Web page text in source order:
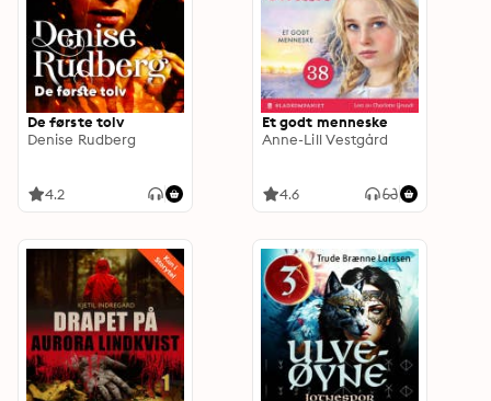
De første tolv
Denise Rudberg
4.2
Et godt menneske
Anne-Lill Vestgård
4.6